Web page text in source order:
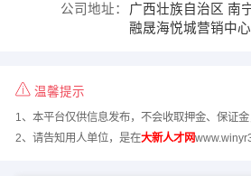
公司地址：
广西壮族自治区 南
融晟海悦城营销中心
温馨提示
1、本平台仅供信息发布，不会收取押金、保证金
2、请告知用人单位，是在大新人才网